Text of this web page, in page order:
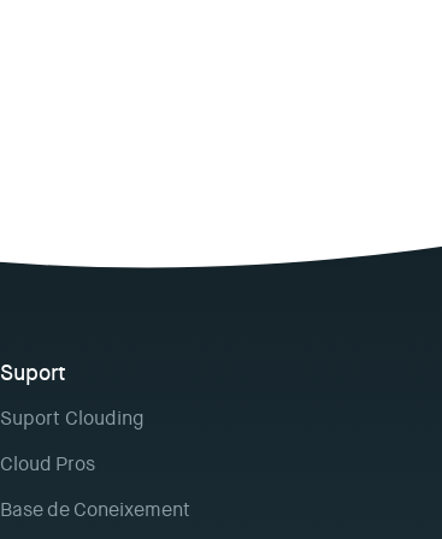
Suport
Suport Clouding
Cloud Pros
Base de Coneixement